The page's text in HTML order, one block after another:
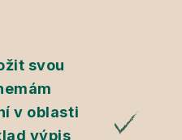
svou
v oblasti
výpis